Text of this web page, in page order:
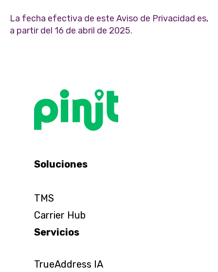
La fecha efectiva de este Aviso de Privacidad es,
a partir del 16 de abril de 2025.
Soluciones
TMS
Carrier Hub
Servicios
TrueAddress IA